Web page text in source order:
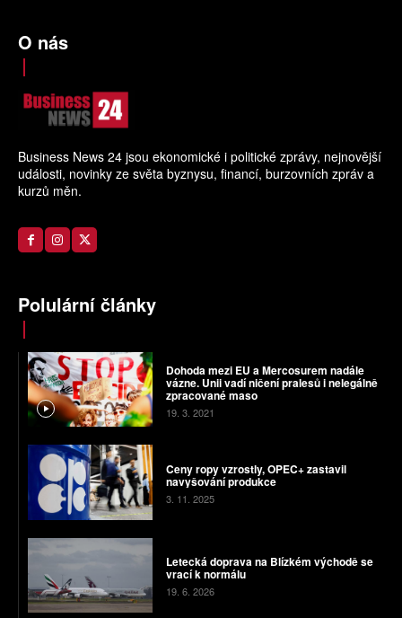
O nás
Business News 24 jsou ekonomické i politické zprávy, nejnovější
události, novinky ze světa byznysu, financí, burzovních zpráv a
kurzů měn.
Polulární články
Dohoda mezi EU a Mercosurem nadále
vázne. Unii vadí ničení pralesů i nelegálně
zpracované maso
19. 3. 2021
Ceny ropy vzrostly, OPEC+ zastavil
navyšování produkce
3. 11. 2025
Letecká doprava na Blízkém východě se
vrací k normálu
19. 6. 2026